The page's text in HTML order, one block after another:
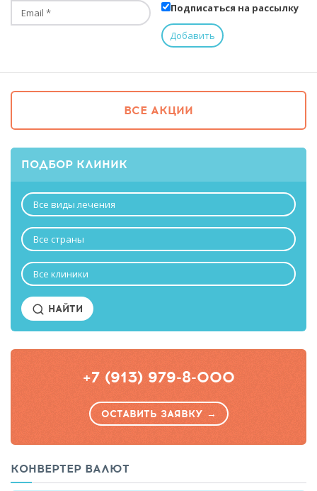
Подписаться на рассылку
ВСЕ АКЦИИ
ПОДБОР КЛИНИК
Все виды лечения
Все страны
Все клиники
НАЙТИ
+7 (913) 979-8-000
ОСТАВИТЬ ЗАЯВКУ →
КОНВЕРТЕР ВАЛЮТ